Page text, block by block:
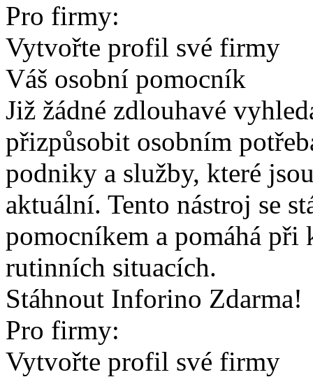
Pro firmy:
Vytvořte profil své firmy
Váš osobní pomocník
Již žádné zdlouhavé
přizpůsobit osobním
podniky a služby, které
aktuální. Tento nástroj se
pomocníkem a pomáhá
rutinních situacích.
Stáhnout Inforino Zdarma!
Pro firmy:
Vytvořte profil své firmy